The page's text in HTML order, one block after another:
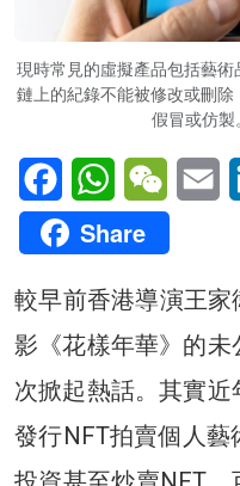
現時常見的虛擬產品包括藝
鏈上的紀錄不能被修改或刪
假冒或仿製
FacebookWhatsAppWeChat
Share
較早前香港導演王
影《花樣年華》的
次掀起熱話。其實
發行NFT拍賣個人